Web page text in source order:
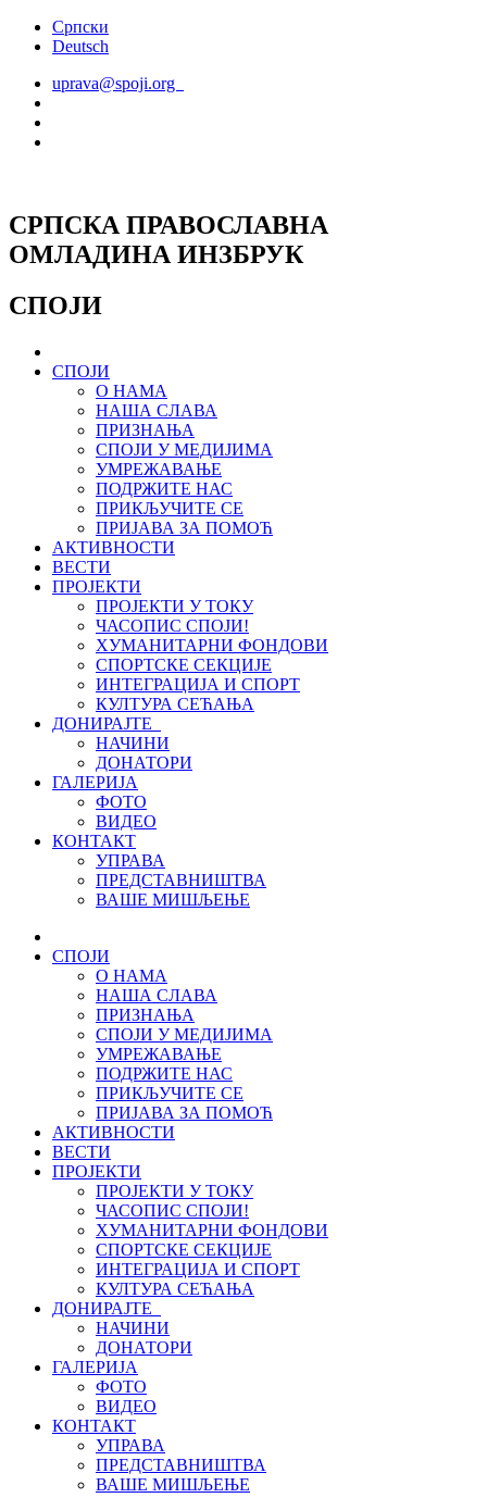
СкочитеСрпски
Deutsch
uprava@spoji.org
СРПСКА ПРАВОСЛАВНА
ОМЛАДИНА ИНЗБРУК
СПОЈИ
СПОЈИ
О НАМА
НАША СЛАВА
ПРИЗНАЊА
СПОЈИ У МЕДИЈИМА
УМРЕЖАВАЊЕ
ПОДРЖИТЕ НАС
ПРИКЉУЧИТЕ СЕ
ПРИЈАВА ЗА ПОМОЋ
АКТИВНОСТИ
ВЕСТИ
ПРОЈЕКТИ
ПРОЈЕКТИ У ТОКУ
ЧАСОПИС СПОЈИ!
ХУМАНИТАРНИ ФОНДОВИ
СПОРТСКЕ СЕКЦИЈЕ
ИНТЕГРАЦИЈА И СПОРТ
КУЛТУРА СЕЋАЊА
ДОНИРАЈТЕ
НАЧИНИ
ДОНАТОРИ
ГАЛЕРИЈА
ФОТО
ВИДЕО
КОНТАКТ
УПРАВА
ПРЕДСТАВНИШТВА
ВАШЕ МИШЉЕЊЕ
СПОЈИ
О НАМА
НАША СЛАВА
ПРИЗНАЊА
СПОЈИ У МЕДИЈИМА
УМРЕЖАВАЊЕ
ПОДРЖИТЕ НАС
ПРИКЉУЧИТЕ СЕ
ПРИЈАВА ЗА ПОМОЋ
АКТИВНОСТИ
ВЕСТИ
ПРОЈЕКТИ
ПРОЈЕКТИ У ТОКУ
ЧАСОПИС СПОЈИ!
ХУМАНИТАРНИ ФОНДОВИ
СПОРТСКЕ СЕКЦИЈЕ
ИНТЕГРАЦИЈА И СПОРТ
КУЛТУРА СЕЋАЊА
ДОНИРАЈТЕ
НАЧИНИ
ДОНАТОРИ
ГАЛЕРИЈА
ФОТО
ВИДЕО
КОНТАКТ
УПРАВА
ПРЕДСТАВНИШТВА
ВАШЕ МИШЉЕЊЕ